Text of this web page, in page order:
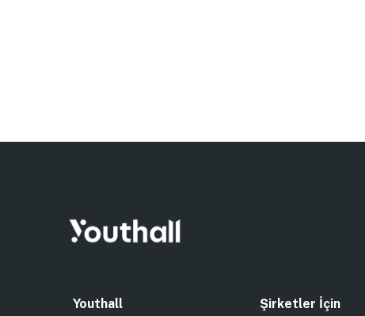
Youthall Şirketler İçin